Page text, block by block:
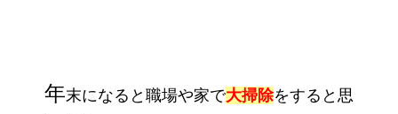
年末になると職場や家で大掃除をすると思